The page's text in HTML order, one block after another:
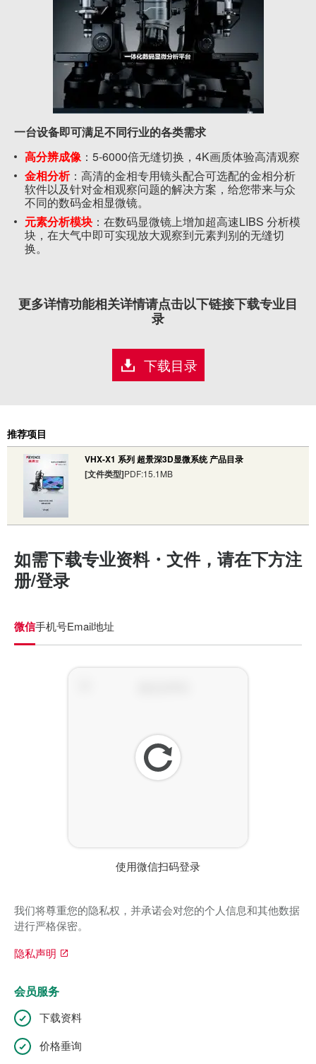
一台设备即可满足不同行业的各类需求
高分辨成像：5-6000倍无缝切换，4K画质体验高清观察
金相分析：高清的金相专用镜头配合可选配的金相分析
软件以及针对金相观察问题的解决方案，给您带来与众
不同的数码金相显微镜。
元素分析模块 ：在数码显微镜上增加超高速LIBS 分析模
块，在大气中即可实现放大观察到元素判别的无缝切
换。
更多详情功能相关详情请点击以下链接下载专业目
录
下载目录
推荐项目
VHX-X1 系列 超景深3D显微系统 产品目录
[文件类型]PDF:15.1MB
如需下载专业资料・文件，请在下方注
册/登录
微信手机号Email地址
使用微信扫码登录
刷
新
我们将尊重您的隐私权，并承诺会对您的个人信息和其他数据
进行严格保密。
隐私声明
会员服务
下载资料
价格垂询